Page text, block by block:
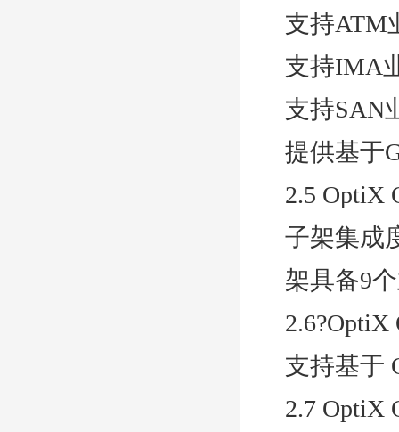
支持ATM
支持IMA
支持SAN
提供基于
2.5 OptiX
子架集成
架具备9
2.6?OptiX
支持基于
2.7 OptiX